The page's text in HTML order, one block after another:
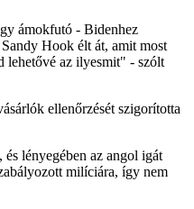
ámokfutó - Bidenhez
Hook élt át, amit most
lehetővé az ilyesmit" - szólt
ellenőrzését szigorította
lényegében az angol igát
milíciára, így nem